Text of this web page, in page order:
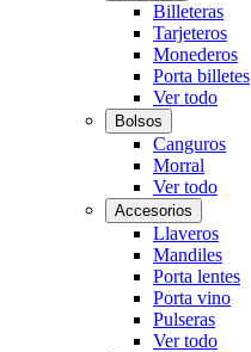
Billeteras
Tarjeteros
Monederos
Porta billetes
Ver todo
Bolsos
Canguros
Morral
Ver todo
Accesorios
Llaveros
Mandiles
Porta lentes
Porta vino
Pulseras
Ver todo